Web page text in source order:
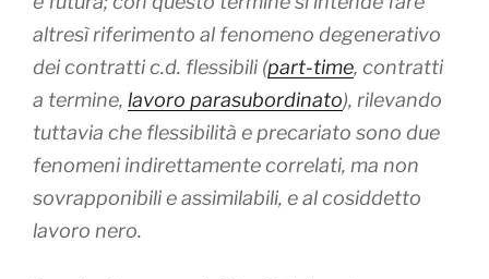
altresì riferimento al fenomeno degenerativo
dei contratti c.d. flessibili (part-time, contratti
a termine, lavoro parasubordinato), rilevando
tuttavia che flessibilità e precariato sono due
fenomeni indirettamente correlati, ma non
sovrapponibili e assimilabili, e al cosiddetto
lavoro nero.